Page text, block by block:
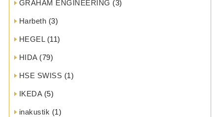
GRAHAM ENGINEERING (3)
Harbeth (3)
HEGEL(11)
HIDA(79)
HSE SWISS (1)
IKEDA(5)
inakustik (1)